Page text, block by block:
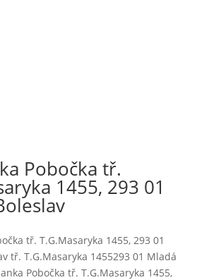
Pobočka tř.
1455, 293 01
tř. T.G.Masaryka 1455, 293 01
tř. T.G.Masaryka 1455293 01 Mladá
Pobočka tř. T.G.Masaryka 1455,